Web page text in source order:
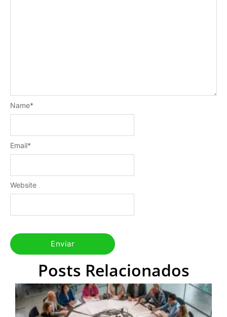
Name*
Email*
Website
Posts Relacionados